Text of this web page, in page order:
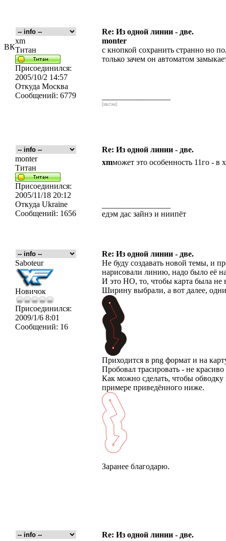
ВК
Re: Из одной линии - две.
xm
Титан
Присоединился:
2005/10/2 14:57
Откуда Москва
Сообщений: 6779
monter
с кнопкой сохранить странно но
только зачем он автоматом
[икс́эм]
Re: Из одной линии - две.
monter
Титан
Присоединился:
2005/11/18 20:12
Откуда Ukraine
Сообщений: 1656
xmможет это особенность 11го - в
едэм дас зайнэ и ниипёт
Re: Из одной линии - две.
Saboteur
Новичок
Присоединился:
2009/1/6 8:01
Сообщений: 16
Не буду создавать новой темы, и
нарисовали линию, надо было её
И это НО, то, чтобы карта была не
Ширину выбрали, а вот далее,
Приходится в png формат и на
Пробовал трасировать - не
Как можно сделать, чтобы
примере приведённого ниже.
Заранее благодарю.
Re: Из одной линии - две.